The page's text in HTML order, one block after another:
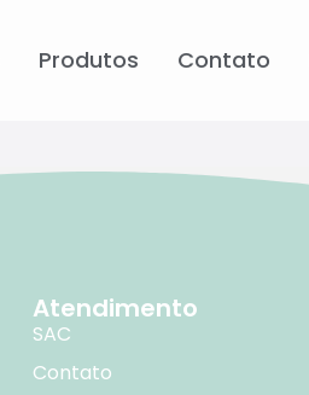
Produtos Contato
Atendimento
SAC
Contato